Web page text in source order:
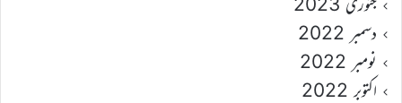
دسمبر 2022
نومبر 2022
اکتوبر 2022